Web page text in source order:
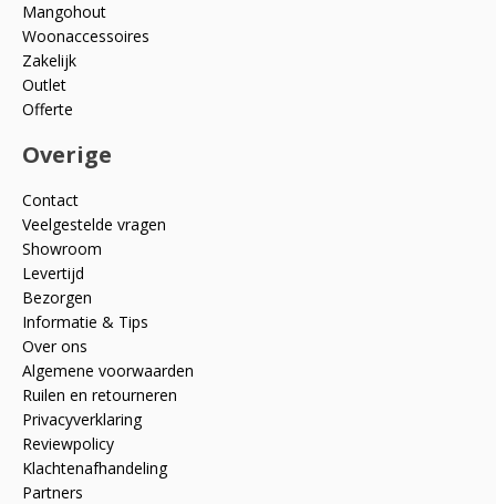
Mangohout
Woonaccessoires
Zakelijk
Outlet
Offerte
Overige
Contact
Veelgestelde vragen
Showroom
Levertijd
Bezorgen
Informatie & Tips
Over ons
Algemene voorwaarden
Ruilen en retourneren
Privacyverklaring
Reviewpolicy
Klachtenafhandeling
Partners